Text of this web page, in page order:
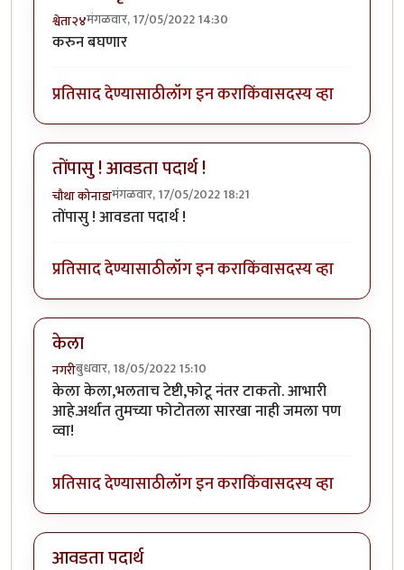
श्वेता२४मंगळवार, 17/05/2022 14:30
करुन बघणार
प्रतिसाद देण्यासाठीलॉग इन कराकिंवासदस्य व्हा
तोंपासु ! आवडता पदार्थ !
चौथा कोनाडामंगळवार, 17/05/2022 18:21
तोंपासु ! आवडता पदार्थ !
प्रतिसाद देण्यासाठीलॉग इन कराकिंवासदस्य व्हा
केला
नगरीबुधवार, 18/05/2022 15:10
केला केला,भलताच टेष्टी,फोटू नंतर टाकतो. आभारी
आहे.अर्थात तुमच्या फोटोतला सारखा नाही जमला पण
व्वा!
प्रतिसाद देण्यासाठीलॉग इन कराकिंवासदस्य व्हा
आवडता पदार्थ